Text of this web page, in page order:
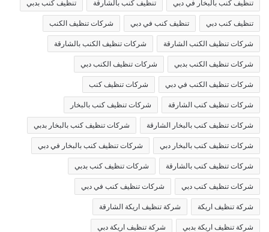
تنظيف كنب بالبخار في دبي تنظيف كنب بالشارقة تنظيف كنب بدبي
تنظيف كنب دبي تنظيف كنب في دبي شركات تنظيف الكنب
شركات تنظيف الكنب الشارقة شركات تنظيف الكنب بالشارقة
شركات تنظيف الكنب بدبي شركات تنظيف الكنب دبي
شركات تنظيف الكنب في دبي شركات تنظيف كنب
شركات تنظيف كنب الشارقة شركات تنظيف كنب بالبخار
شركات تنظيف كنب بالبخار الشارقة شركات تنظيف كنب بالبخار بدبي
شركات تنظيف كنب بالبخار دبي شركات تنظيف كنب بالبخار في دبي
شركات تنظيف كنب بالشارقة شركات تنظيف كنب بدبي
شركات تنظيف كنب دبي شركات تنظيف كنب في دبي
شركة تنظيف اريكة شركة تنظيف اريكة الشارقة
شركة تنظيف اريكة بدبي شركة تنظيف اريكة دبي